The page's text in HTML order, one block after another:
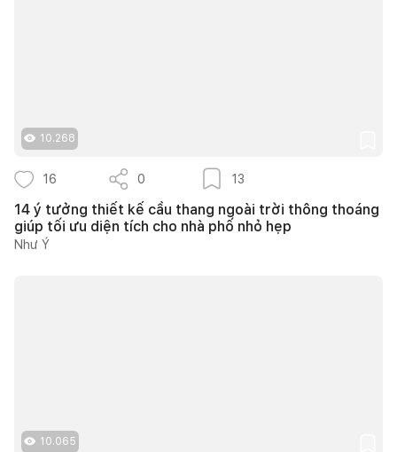
10.268
16 0 13
14 ý tưởng thiết kế cầu thang ngoài trời thông thoáng
giúp tối ưu diện tích cho nhà phố nhỏ hẹp
Như Ý
10.065